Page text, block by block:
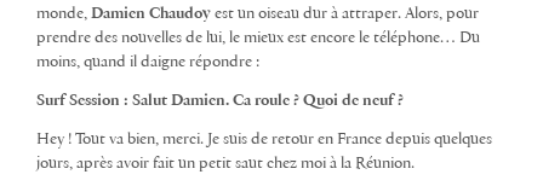
monde, Damien Chaudoy est un oiseau dur à attraper. Alors, pour
prendre des nouvelles de lui, le mieux est encore le téléphone… Du
moins, quand il daigne répondre :
Surf Session : Salut Damien. Ca roule ? Quoi de neuf ?
Hey ! Tout va bien, merci. Je suis de retour en France depuis quelques
jours, après avoir fait un petit saut chez moi à la Réunion.